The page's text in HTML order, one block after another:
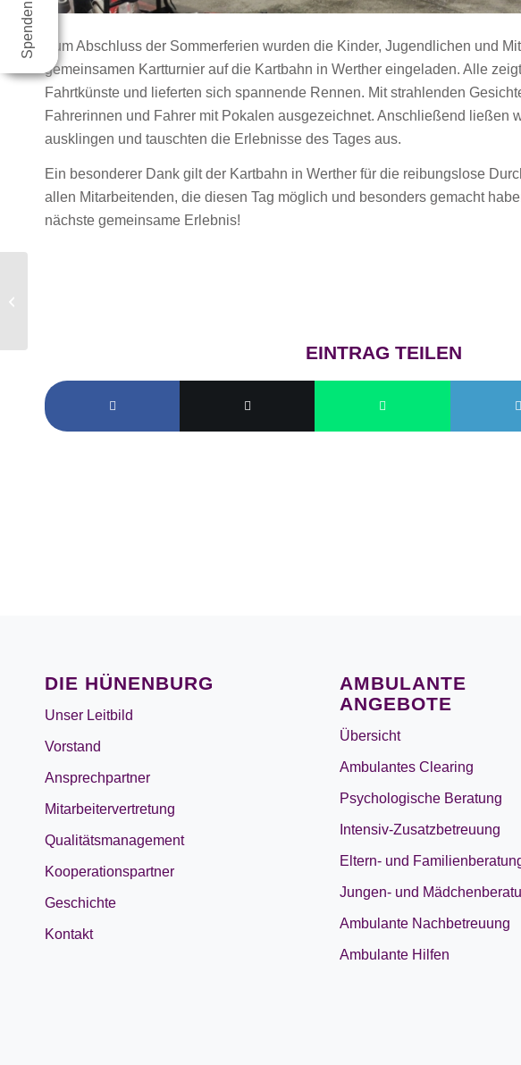
Zum Abschluss der Sommerferien wurden die Kinder, Jugendlichen und
gemeinsamen Kartturnier auf die Kartbahn in Werther eingeladen. Alle
Fahrtkünste und lieferten sich spannende Rennen. Mit strahlenden
Fahrerinnen und Fahrer mit Pokalen ausgezeichnet. Anschließend ließen
ausklingen und tauschten die Erlebnisse des Tages aus.
Ein besonderer Dank gilt der Kartbahn in Werther für die reibungslose
allen Mitarbeitenden, die diesen Tag möglich und besonders gemacht
nächste gemeinsame Erlebnis!
EINTRAG TEILEN
Spenden
DIE HÜNENBURG
Unser Leitbild
Vorstand
Ansprechpartner
Mitarbeitervertretung
Qualitätsmanagement
Kooperationspartner
Geschichte
Kontakt
AMBULANTE
ANGEBOTE
Übersicht
Ambulantes Clearing
Psychologische Beratung
Intensiv-Zusatzbetreuung
Eltern- und
Jungen- und
Ambulante Nachbetreuung
Ambulante Hilfen